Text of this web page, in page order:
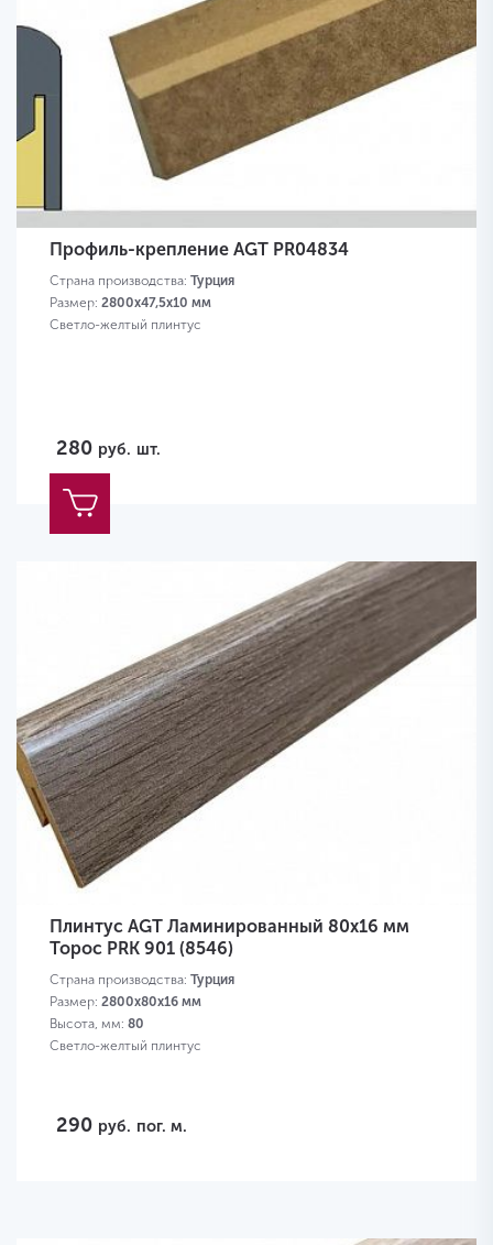
Профиль-крепление AGT PR04834
Страна производства: Турция
Размер: 2800х47,5х10 мм
Светло-желтый плинтус
280 руб. шт.
Плинтус AGT Ламинированный 80х16 мм
Торос PRK 901 (8546)
Страна производства: Турция
Размер: 2800х80х16 мм
Высота, мм: 80
Светло-желтый плинтус
290 руб. пог. м.